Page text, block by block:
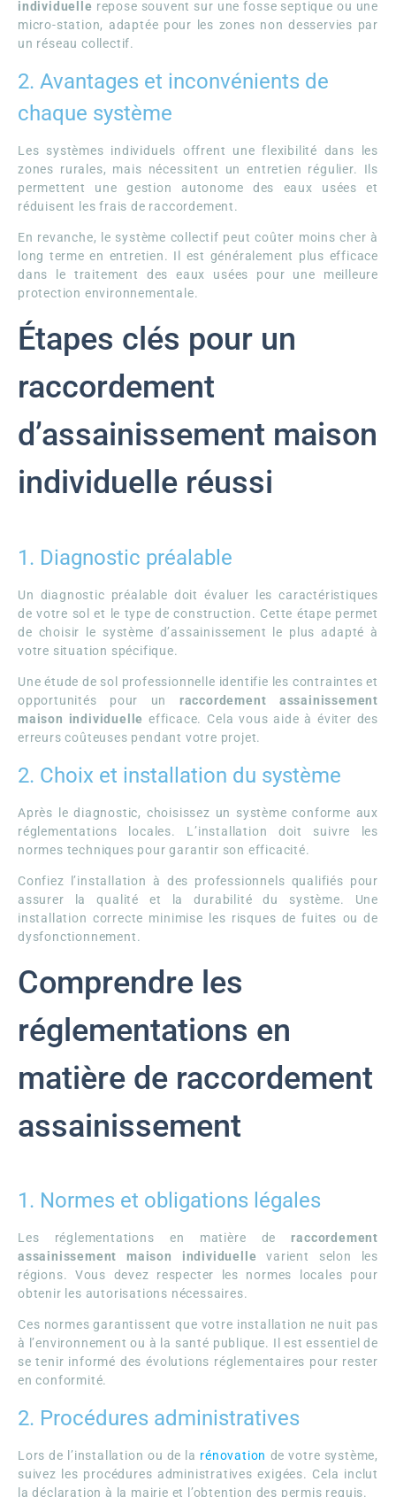
individuelle repose souvent sur une fosse septique ou une
micro-station, adaptée pour les zones non desservies par
un réseau collectif.
2. Avantages et inconvénients de
chaque système
Les systèmes individuels offrent une flexibilité dans les
zones rurales, mais nécessitent un entretien régulier. Ils
permettent une gestion autonome des eaux usées et
réduisent les frais de raccordement.
En revanche, le système collectif peut coûter moins cher à
long terme en entretien. Il est généralement plus efficace
dans le traitement des eaux usées pour une meilleure
protection environnementale.
Étapes clés pour un
raccordement
d’assainissement maison
individuelle réussi
1. Diagnostic préalable
Un diagnostic préalable doit évaluer les caractéristiques
de votre sol et le type de construction. Cette étape permet
de choisir le système d’assainissement le plus adapté à
votre situation spécifique.
Une étude de sol professionnelle identifie les contraintes et
opportunités pour un raccordement assainissement
maison individuelle efficace. Cela vous aide à éviter des
erreurs coûteuses pendant votre projet.
2. Choix et installation du système
Après le diagnostic, choisissez un système conforme aux
réglementations locales. L’installation doit suivre les
normes techniques pour garantir son efficacité.
Confiez l’installation à des professionnels qualifiés pour
assurer la qualité et la durabilité du système. Une
installation correcte minimise les risques de fuites ou de
dysfonctionnement.
Comprendre les
réglementations en
matière de raccordement
assainissement
1. Normes et obligations légales
Les réglementations en matière deraccordement
assainissement maison individuelle varient selon les
régions. Vous devez respecter les normes locales pour
obtenir les autorisations nécessaires.
Ces normes garantissent que votre installation ne nuit pas
à l’environnement ou à la santé publique. Il est essentiel de
se tenir informé des évolutions réglementaires pour rester
en conformité.
2. Procédures administratives
Lors de l’installation ou de la rénovation de votre système,
suivez les procédures administratives exigées. Cela inclut
la déclaration à la mairie et l’obtention des permis requis.